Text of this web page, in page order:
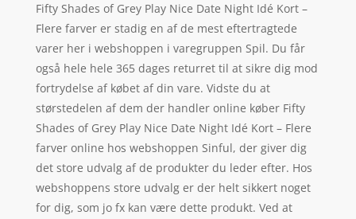
Fifty Shades of Grey Play Nice Date Night Idé Kort –
Flere farver er stadig en af de mest eftertragtede
varer her i webshoppen i varegruppen Spil. Du får
også hele hele 365 dages returret til at sikre dig mod
fortrydelse af købet af din vare. Vidste du at
størstedelen af dem der handler online køber Fifty
Shades of Grey Play Nice Date Night Idé Kort – Flere
farver online hos webshoppen Sinful, der giver dig
det store udvalg af de produkter du leder efter. Hos
webshoppens store udvalg er der helt sikkert noget
for dig, som jo fx kan være dette produkt. Ved at